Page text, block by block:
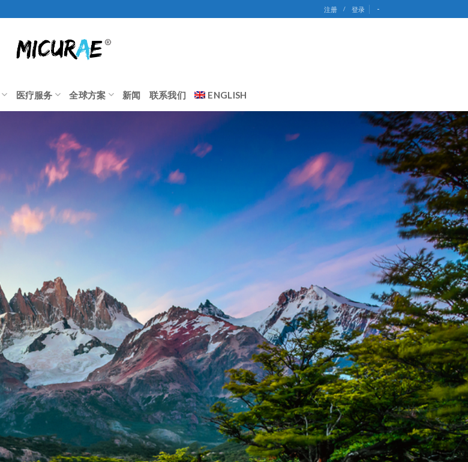
注册 / 登录 -
医疗服务 全球方案 新闻 联系我们 ENGLISH